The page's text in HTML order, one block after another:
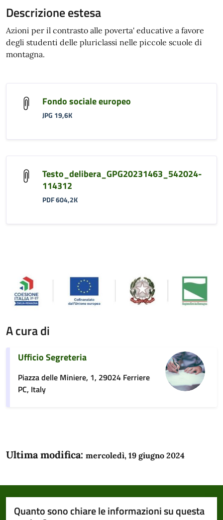
Descrizione estesa
Azioni per il contrasto alle poverta' educative a favore
degli studenti delle pluriclassi nelle piccole scuole di
montagna.
Fondo sociale europeo
JPG 19,6K
Testo_delibera_GPG20231463_542024-
114312
PDF 604,2K
A cura di
Ufficio Segreteria
Piazza delle Miniere, 1, 29024 Ferriere
PC, Italy
Ultima modifica: mercoledì, 19 giugno 2024
Quanto sono chiare le informazioni su questa